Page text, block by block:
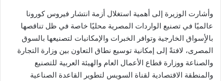
وأشارت الوزيرة إلى أهمية استغلال أزمة انتشار فيروس كورونا
عالميًا في تصنيع الواردات المصرية محليًا خاصة في ظل تناقصها
بالأٍسواق الخارجية وتوافر الخبرات والإمكانيات لتصنيعها بالسوق
المصرى، لافتةً إلى إمكانية توسيع نطاق التعاون بين وزارة التجارة
والصناعة ووزارة قطاع الأعمال العام والهيئة العربية للتصنيع
والمنطقة الاقتصادية لقناة السويس لتطوير القاعدة الصناعية